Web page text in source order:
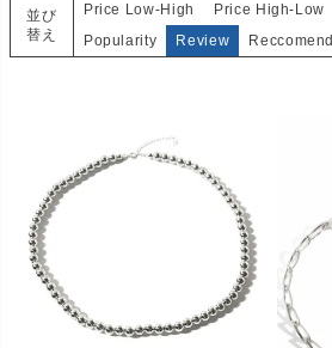
並び
替え
Price Low-High Price High-Low
Popularity
Review Reccomend